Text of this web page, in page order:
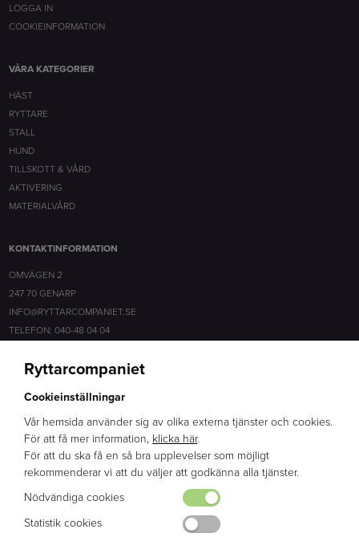
LOGGA IN
COOKIEINFORMATION
VÅRA KATEGORIER
HÄST
RYTTARE
STALL
HUND
TILLSKOTT & VÅRD
AKTIVERING
MATERIALVÅRD
KONTAKTINFORMATION
OMVÄGEN 2
247 70 GENARP
INFO@RYTTARCOMPANIET.SE
TELEFON: 040-48 04 04
SOCIALA MEDIER
FACEBOOK
INSTAGRAM
ERFARENHET
Ryttarcompaniet
Cookieinställningar
Vår hemsida använder sig av olika externa tjänster och cookies.
För att få mer information, klicka här.
För att du ska få en så bra upplevelser som möjligt
rekommenderar vi att du väljer att godkänna alla tjänster.
Nödvändiga cookies
Statistik cookies